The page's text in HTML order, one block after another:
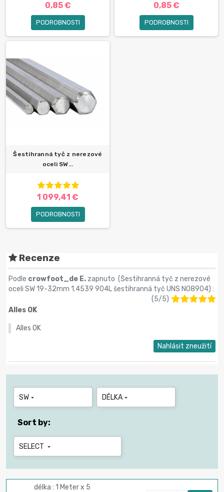
0,85 €
PODROBNOSTI
0,85 €
PODROBNOSTI
Šestihranná tyč z nerezové
oceli SW...
1 099,41 €
PODROBNOSTI
Recenze
Podle crowfoot_de E. zapnuto (Šestihranná tyč z nerezové
oceli SW 19-32mm 1.4539 904L šestihranná tyč UNS N08904) :
(5/5)
Alles OK
Alles OK
Nahlásit zneužití
SW  DÉLKA 
Sort by:
SELECT 
délka : 1 Meter x 5